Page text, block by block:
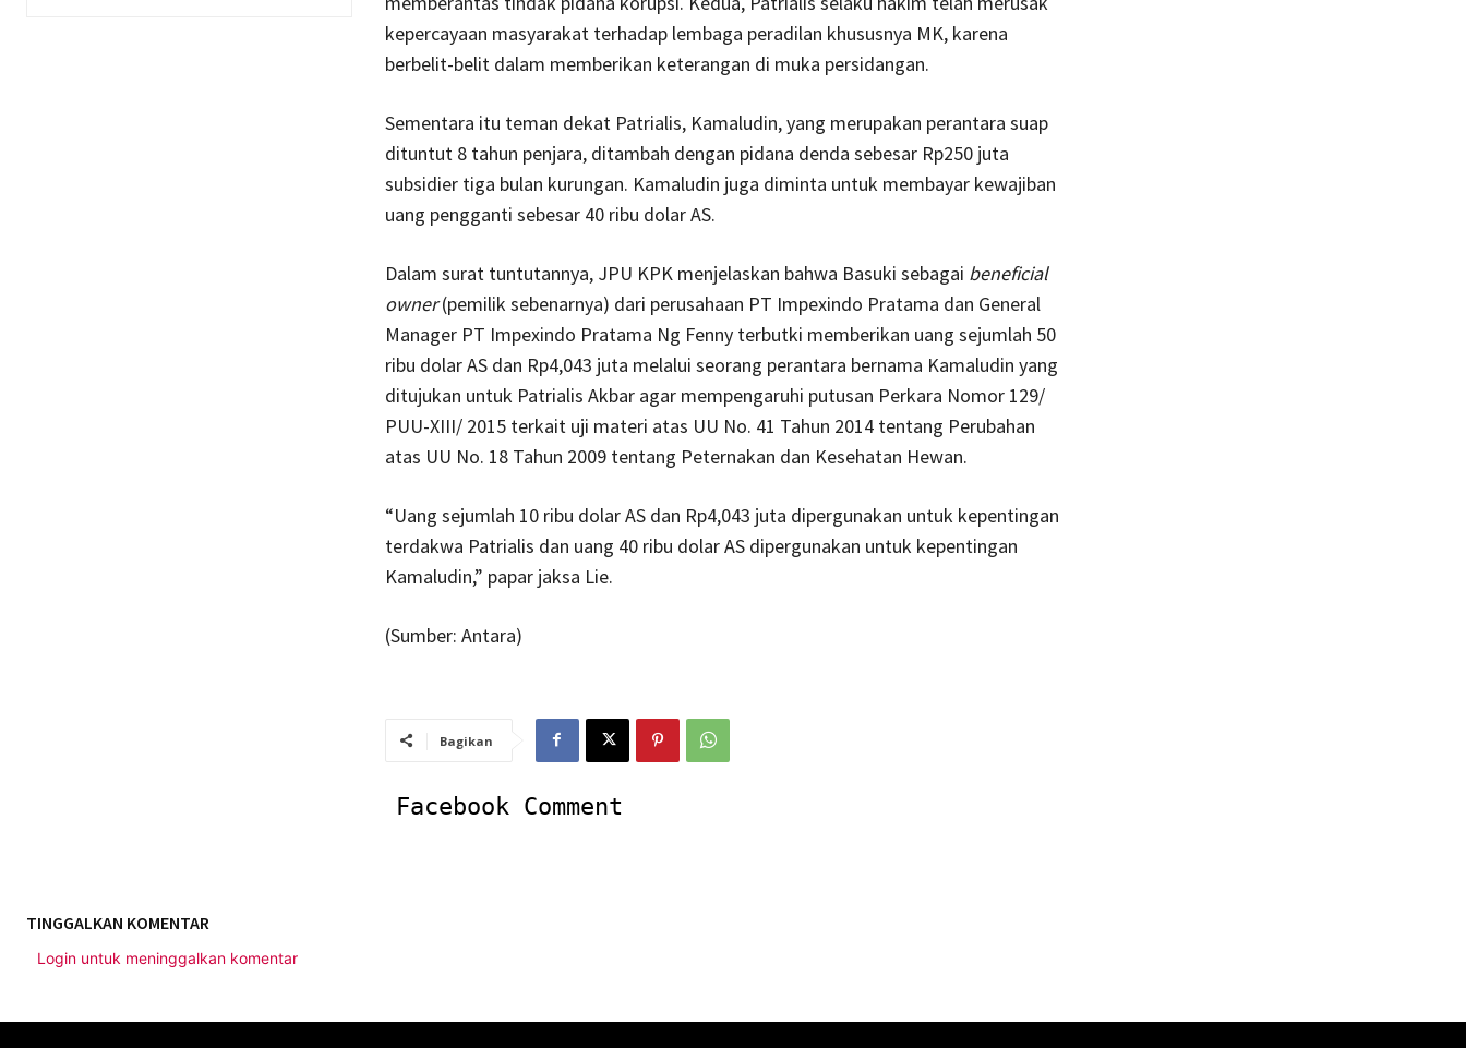
kepercayaan masyarakat terhadap lembaga peradilan khususnya MK, karena
berbelit-belit dalam memberikan keterangan di muka persidangan.
Sementara itu teman dekat Patrialis, Kamaludin, yang merupakan perantara suap
dituntut 8 tahun penjara, ditambah dengan pidana denda sebesar Rp250 juta
subsidier tiga bulan kurungan. Kamaludin juga diminta untuk membayar kewajiban
uang pengganti sebesar 40 ribu dolar AS.
Dalam surat tuntutannya, JPU KPK menjelaskan bahwa Basuki sebagai beneficial
owner(pemilik sebenarnya) dari perusahaan PT Impexindo Pratama dan General
Manager PT Impexindo Pratama Ng Fenny terbutki memberikan uang sejumlah 50
ribu dolar AS dan Rp4,043 juta melalui seorang perantara bernama Kamaludin yang
ditujukan untuk Patrialis Akbar agar mempengaruhi putusan Perkara Nomor 129/
PUU-XIII/ 2015 terkait uji materi atas UU No. 41 Tahun 2014 tentang Perubahan
atas UU No. 18 Tahun 2009 tentang Peternakan dan Kesehatan Hewan.
“Uang sejumlah 10 ribu dolar AS dan Rp4,043 juta dipergunakan untuk kepentingan
terdakwa Patrialis dan uang 40 ribu dolar AS dipergunakan untuk kepentingan
Kamaludin,” papar jaksa Lie.
(Sumber: Antara)
Bagikan
Facebook Comment
TINGGALKAN KOMENTAR
Login untuk meninggalkan komentar